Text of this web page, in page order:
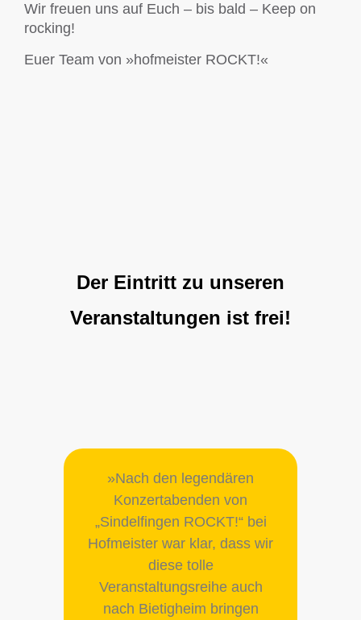
Wir freuen uns auf Euch – bis bald – Keep on
rocking!
Euer Team von »hofmeister ROCKT!«
Der Eintritt zu unseren
Veranstaltungen ist frei!
»Nach den legendären
Konzertabenden von
„Sindelfingen ROCKT!“ bei
Hofmeister war klar, dass wir
diese tolle
Veranstaltungsreihe auch
nach Bietigheim bringen